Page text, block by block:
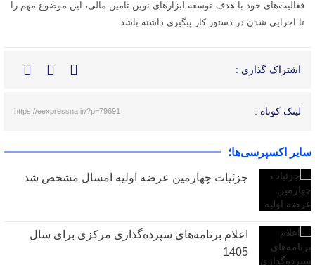
فعالیت‌های خود با هدف توسعه ابزارهای نوین تامین مالی،
این موضوع مهم را
تا اجرایی شدن در دستور کار پیگیری داشته باشد.
اشتراک گذاری :
لینک کوتاه : https://eexpressna.ir/?p=79691
سایر اکسپرسی‌ها؛
جزئیات چهارمین عرضه اولیه امسال مشخص شد
اعلام برنامه‌های سپرده‌گذاری مرکزی برای سال
1405